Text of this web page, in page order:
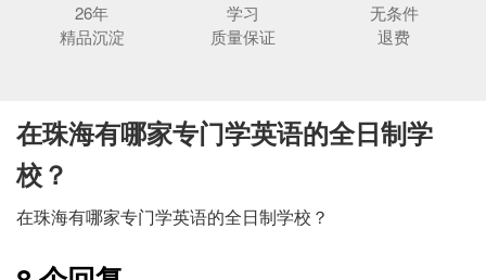
26年
精品沉淀
学习
质量保证
无条件
退费
在珠海有哪家专门学英语的全日制学
校？
在珠海有哪家专门学英语的全日制学校？